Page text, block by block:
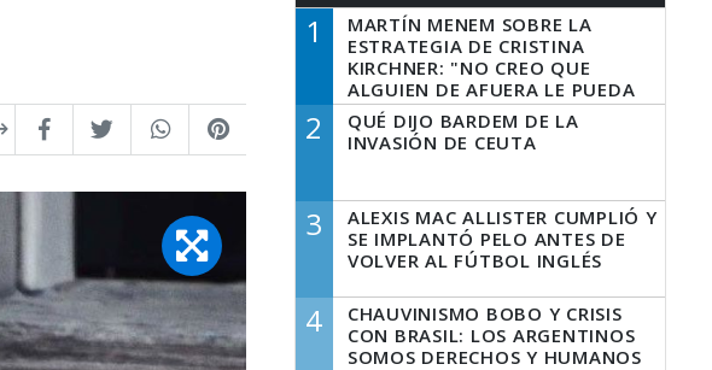
1
MARTÍN MENEM SOBRE LA
ESTRATEGIA DE CRISTINA
KIRCHNER: "NO CREO QUE
ALGUIEN DE AFUERA LE PUEDA
DECIR A LA JUSTICIA LO QUE
TIENE QUE HACER"
2
QUÉ DIJO BARDEM DE LA
INVASIÓN DE CEUTA
3
ALEXIS MAC ALLISTER CUMPLIÓ Y
SE IMPLANTÓ PELO ANTES DE
VOLVER AL FÚTBOL INGLÉS
4
CHAUVINISMO BOBO Y CRISIS
CON BRASIL: LOS ARGENTINOS
SOMOS DERECHOS Y HUMANOS